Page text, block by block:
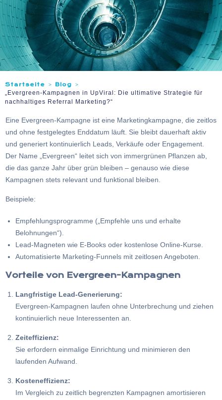
Startseite > Blog >
„Evergreen-Kampagnen in UpViral: Die ultimative Strategie für
nachhaltiges Referral Marketing?“
Eine Evergreen-Kampagne ist eine Marketingkampagne, die zeitlos
und ohne festgelegtes Enddatum läuft. Sie bleibt dauerhaft aktiv
und generiert kontinuierlich Leads, Verkäufe oder Engagement.
Der Name „Evergreen“ leitet sich von immergrünen Pflanzen ab,
die das ganze Jahr über grün bleiben – genauso wie diese
Kampagnen stets relevant und funktional bleiben.
Beispiele:
Empfehlungsprogramme („Empfehle uns und erhalte
Belohnungen“).
Lead-Magneten wie E-Books oder kostenlose Online-Kurse.
Automatisierte Marketing-Funnels mit zeitlosen Angeboten.
Vorteile von Evergreen-Kampagnen
Langfristige Lead-Generierung:
Evergreen-Kampagnen laufen ohne Unterbrechung und ziehen
kontinuierlich neue Interessenten an.
Zeiteffizienz:
Sie erfordern einmalige Einrichtung und minimieren den
laufenden Aufwand.
Kosteneffizienz:
Im Vergleich zu zeitlich begrenzten Kampagnen amortisieren